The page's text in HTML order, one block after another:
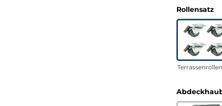
Rollensatz
Terrassenrollen